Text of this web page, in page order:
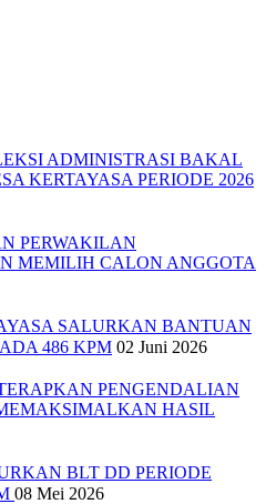
ADMINISTRASI BAKAL
KERTAYASA PERIODE 2026
PERWAKILAN
MEMILIH CALON ANGGOTA
SALURKAN BANTUAN
486 KPM 02 Juni 2026
PENGENDALIAN
HASIL
BLT DD PERIODE
08 Mei 2026